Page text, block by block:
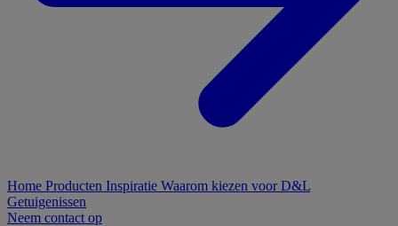
Home Producten Inspiratie Waarom kiezen voor D&L
Getuigenissen
Neem contact op